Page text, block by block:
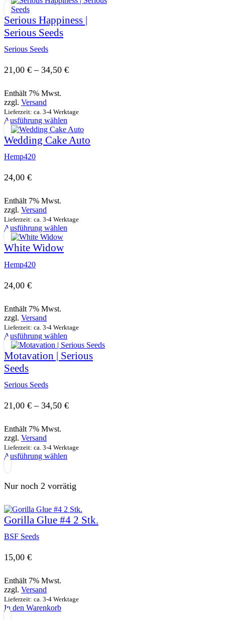
mehrere
Varianten
auf
werden
Serious Happiness |
Serious Seeds
Serious Seeds
21,00 € – 34,50 €Preisspanne:
34,50 €
Enthält 7% Mwst.
zzgl. Versand
Lieferzeit: ca. 3-4 Werktage
Ausführung wählen
Produkt
weist
mehrere
Produktseite
gewählt
Wedding Cake Auto
Hemp420
24,00 €
Enthält 7% Mwst.
zzgl. Versand
Lieferzeit: ca. 3-4 Werktage
Ausführung wählen
Produktseite
werden
White Widow
Hemp420
24,00 €
Enthält 7% Mwst.
zzgl. Versand
Lieferzeit: ca. 3-4 Werktage
Ausführung wählen
Produkt
weist
mehrere
können
gewählt
werden
Motavation | Serious
Seeds
Serious Seeds
21,00 € – 34,50 €Preisspanne:
34,50 €
Enthält 7% Mwst.
zzgl. Versand
Lieferzeit: ca. 3-4 Werktage
Ausführung wählen
mehrere
Varianten
Die
Optionen
können
Nur noch 2 vorrätig
Gorilla Glue #4 2 Stk.
BSF Seeds
15,00 €
Enthält 7% Mwst.
zzgl. Versand
Lieferzeit: ca. 3-4 Werktage
In den Warenkorb